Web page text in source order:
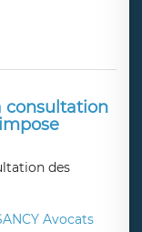
consultation
Avocats